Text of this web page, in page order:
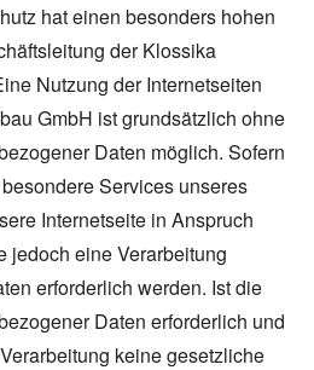
hat einen besonders hohen
der Klossika
Nutzung der Internetseiten
GmbH ist grundsätzlich ohne
Daten möglich. Sofern
Services unseres
Internetseite in Anspruch
jedoch eine Verarbeitung
erforderlich werden. Ist die
Daten erforderlich und
keine gesetzliche